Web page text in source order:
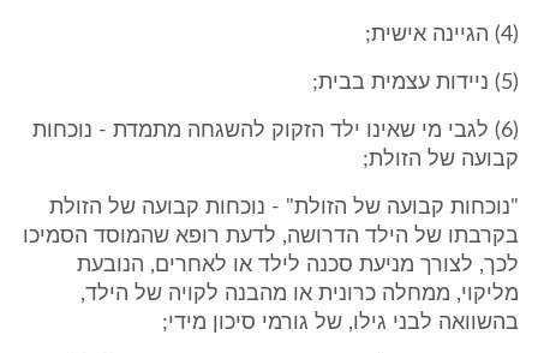
(4) הגיינה אישית;
(5) ניידות עצמית בבית;
(6) לגבי מי שאינו ילד הזקוק להשגחה מתמדת - נוכחות
קבועה של הזולת;
"נוכחות קבועה של הזולת" - נוכחות קבועה של הזולת
בקרבתו של הילד הדרושה, לדעת רופא שהמוסד הסמיכו
לכך, לצורך מניעת סכנה לילד או לאחרים, הנובעת
מליקוי, ממחלה כרונית או מהבנה לקויה של הילד,
בהשוואה לבני גילו, של גורמי סיכון מידי;